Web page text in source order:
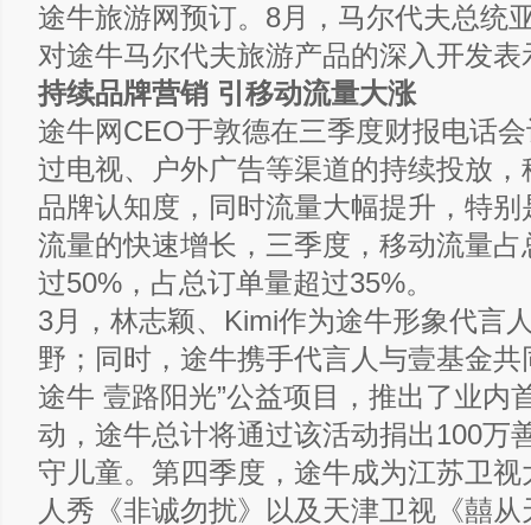
途牛旅游网预订。8月，马尔代夫总统
对途牛马尔代夫旅游产品的深入开发表
持续品牌营销 引移动流量大涨
途牛网CEO于敦德在三季度财报电话
过电视、户外广告等渠道的持续投放
品牌认知度，同时流量大幅提升，特
流量的快速增长，三季度，移动流量
过50%，占总订单量超过35%。
3月，林志颖、Kimi作为途牛形象代言
野；同时，途牛携手代言人与壹基金共
途牛 壹路阳光”公益项目，推出了业内
动，途牛总计将通过该活动捐出100万
守儿童。第四季度，途牛成为江苏卫
人秀《非诚勿扰》以及天津卫视《囍